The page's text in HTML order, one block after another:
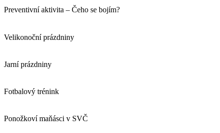
Preventivní aktivita – Čeho se bojím?
Velikonoční prázdniny
Jarní prázdniny
Fotbalový trénink
Ponožkoví maňásci v SVČ